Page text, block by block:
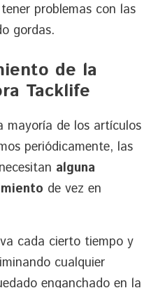
problemas con las
gordas.
de la
Tacklife
mayoría de los artículos
periódicamente, las
alguna
de vez en
cada cierto tiempo y
cualquier
enganchado en la